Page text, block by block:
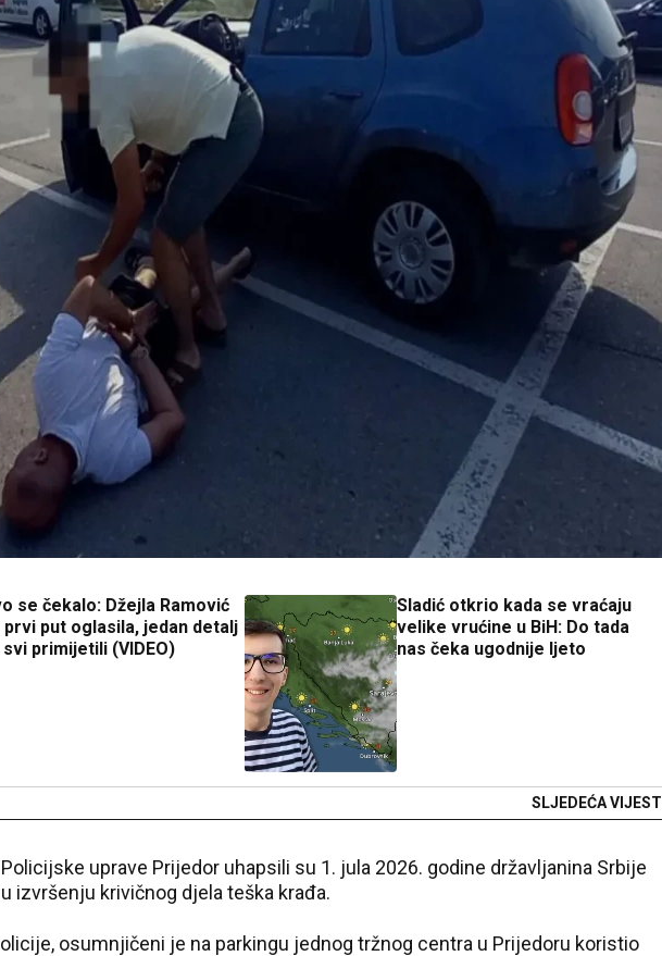
se čekalo: Džejla Ramović
prvi put oglasila, jedan detalj
svi primijetili (VIDEO)
Sladić otkrio kada se vraćaju
velike vrućine u BiH: Do tada
nas čeka ugodnije ljeto
SLJEDEĆA VIJEST
uprave Prijedor uhapsili su 1. jula 2026. godine državljanina Srbije
izvršenju krivičnog djela teška krađa.
osumnjičeni je na parkingu jednog tržnog centra u Prijedoru koristio